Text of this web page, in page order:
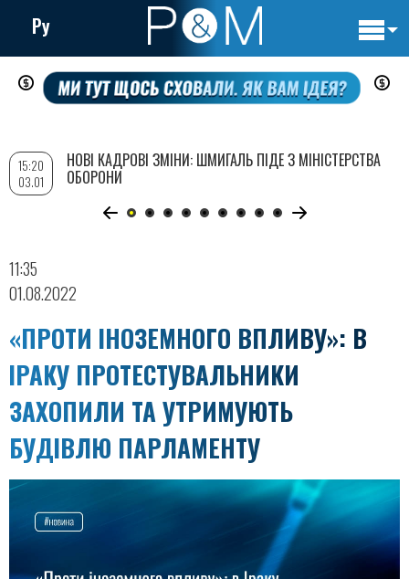
Перейти
до
вмісту
Ру
11:35
01.08.2022
«ПРОТИ ІНОЗЕМНОГО ВПЛИВУ»: В
ІРАКУ ПРОТЕСТУВАЛЬНИКИ
ЗАХОПИЛИ ТА УТРИМУЮТЬ
БУДІВЛЮ ПАРЛАМЕНТУ
15:20
03.01
НОВІ КАДРОВІ ЗМІНИ: ШМИГАЛЬ ПІДЕ З МІНІСТЕРСТВА
ОБОРОНИ